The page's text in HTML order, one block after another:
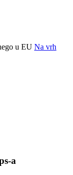
u EU Na vrh
a